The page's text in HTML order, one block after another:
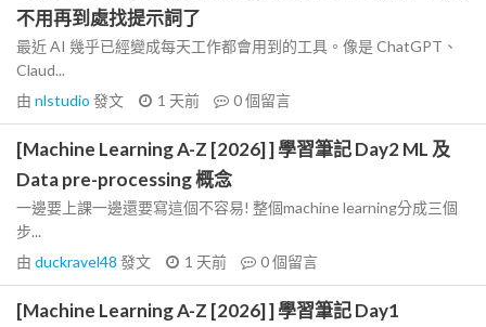
不用再到處找提示詞了
最近 AI 幾乎已經變成每天工作都會用到的工具。像是 ChatGPT、
Claud...
由 nlstudio 發文 1 天前 0個留言
[Machine Learning A-Z [2026] ] 學習筆記 Day2 ML 及
Data pre-processing 概念
一邊要上課一邊還要寫這個不容易! 整個machine learning分成三個
步...
由 duckravel48 發文 1 天前 0個留言
[Machine Learning A-Z [2026] ] 學習筆記 Day1